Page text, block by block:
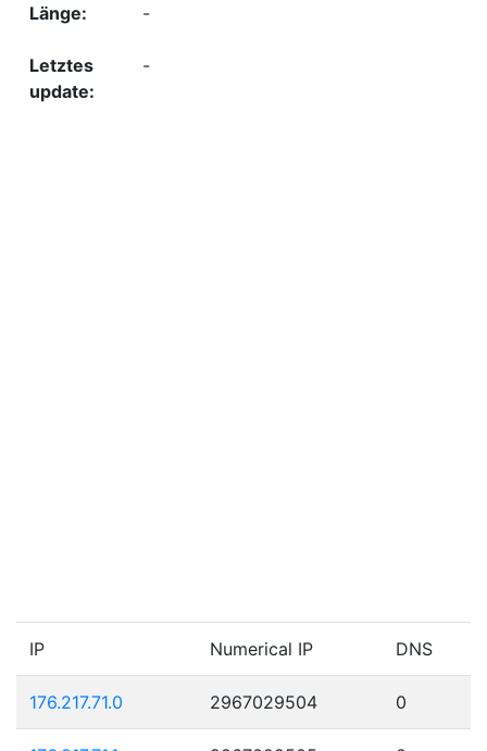
-
-
IP Numerical IP DNS
176.217.71.0 2967029504 0